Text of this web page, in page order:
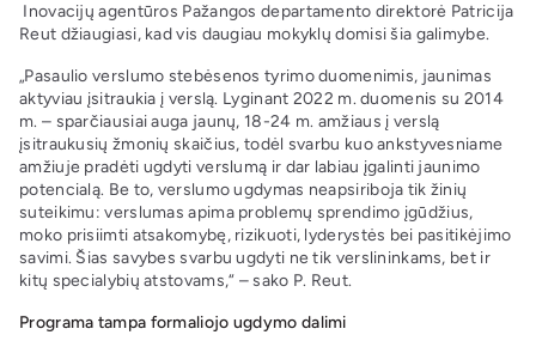
Inovacijų agentūros Pažangos departamento direktorė Patricija
Reut džiaugiasi, kad vis daugiau mokyklų domisi šia galimybe.
„Pasaulio verslumo stebėsenos tyrimo duomenimis, jaunimas
aktyviau įsitraukia į verslą. Lyginant 2022 m. duomenis su 2014
m. – sparčiausiai auga jaunų, 18-24 m. amžiaus į verslą
įsitraukusių žmonių skaičius, todėl svarbu kuo ankstyvesniame
amžiuje pradėti ugdyti verslumą ir dar labiau įgalinti jaunimo
potencialą. Be to, verslumo ugdymas neapsiriboja tik žinių
suteikimu: verslumas apima problemų sprendimo įgūdžius,
moko prisiimti atsakomybę, rizikuoti, lyderystės bei pasitikėjimo
savimi. Šias savybes svarbu ugdyti ne tik verslininkams, bet ir
kitų specialybių atstovams,“ – sako P. Reut.
Programa tampa formaliojo ugdymo dalimi